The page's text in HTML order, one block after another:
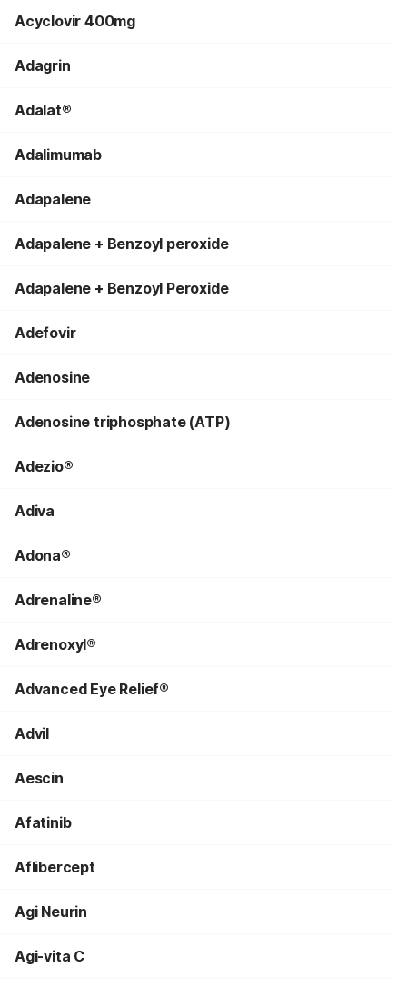
Acyclovir 400mg
Adagrin
Adalat®
Adalimumab
Adapalene
Adapalene + Benzoyl peroxide
Adapalene + Benzoyl Peroxide
Adefovir
Adenosine
Adenosine triphosphate (ATP)
Adezio®
Adiva
Adona®
Adrenaline®
Adrenoxyl®
Advanced Eye Relief®
Advil
Aescin
Afatinib
Aflibercept
Agi Neurin
Agi-vita C